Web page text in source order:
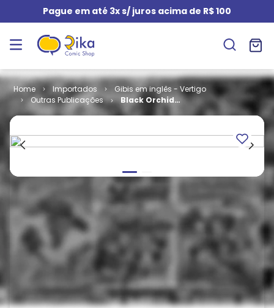
Pague em até 3x s/ juros acima de R$ 100
Importados
Gibis em inglês - Vertigo
Outras Publicações
Black Orchid -
Volume 2 # 07